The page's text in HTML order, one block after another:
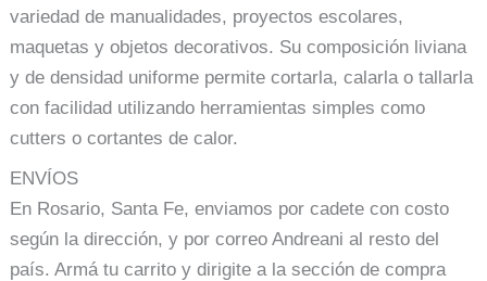
variedad de manualidades, proyectos escolares,
maquetas y objetos decorativos. Su composición liviana
y de densidad uniforme permite cortarla, calarla o tallarla
con facilidad utilizando herramientas simples como
cutters o cortantes de calor.
ENVÍOS
En Rosario, Santa Fe, enviamos por cadete con costo
según la dirección, y por correo Andreani al resto del
país. Armá tu carrito y dirigite a la sección de compra